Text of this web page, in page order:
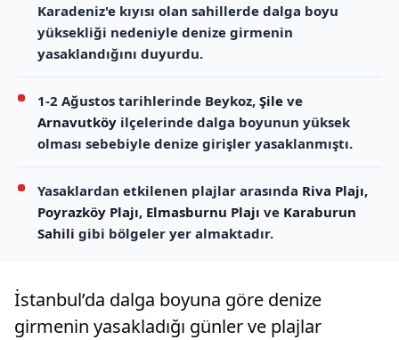
Karadeniz'e kıyısı olan sahillerde dalga boyu
yüksekliği nedeniyle denize girmenin
yasaklandığını duyurdu.
1-2 Ağustos tarihlerinde Beykoz, Şile ve
Arnavutköy ilçelerinde dalga boyunun yüksek
olması sebebiyle denize girişler yasaklanmıştı.
Yasaklardan etkilenen plajlar arasında Riva Plajı,
Poyrazköy Plajı, Elmasburnu Plajı ve Karaburun
Sahili gibi bölgeler yer almaktadır.
İstanbul’da dalga boyuna göre denize
girmenin yasakladığı günler ve plajlar